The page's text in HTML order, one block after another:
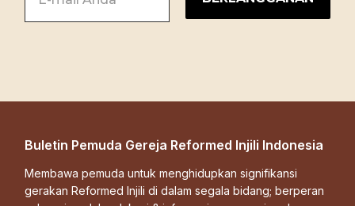
Buletin Pemuda Gereja Reformed Injili Indonesia
Membawa pemuda untuk menghidupkan signifikansi
gerakan Reformed Injili di dalam segala bidang; berperan